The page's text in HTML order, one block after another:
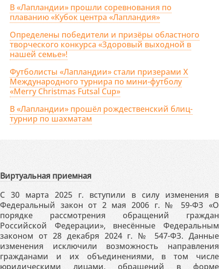
В «Лапландии» прошли соревнования по
плаванию «Кубок центра «Лапландия»
Определены победители и призёры областного
творческого конкурса «Здоровый выходной в
нашей семье»!
Футболисты «Лапландии» стали призерами X
Международного турнира по мини-футболу
«Merry Christmas Futsal Cup»
В «Лапландии» прошёл рождественский блиц-
турнир по шахматам
Виртуальная приемная
С 30 марта 2025 г. вступили в силу изменения в
Федеральный закон от 2 мая 2006 г. № 59-ФЗ «О
порядке рассмотрения обращений граждан
Российской Федерации», внесённые Федеральным
законом от 28 декабря 2024 г. № 547-ФЗ. Данные
изменения исключили возможность направления
гражданами и их объединениями, в том числе
юридическими лицами, обращений в форме